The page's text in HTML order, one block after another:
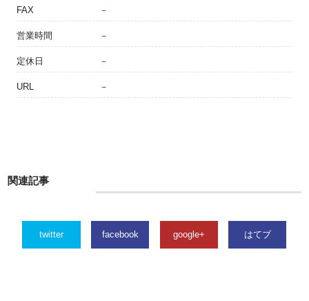
FAX －
営業時間 －
定休日 －
URL －
関連記事
twitter facebook google+ はてブ